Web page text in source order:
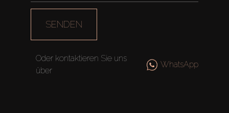
Verkaufen
Off-Plan
Agenten
SENDEN
Oder kontaktieren Sie uns
über
WhatsApp